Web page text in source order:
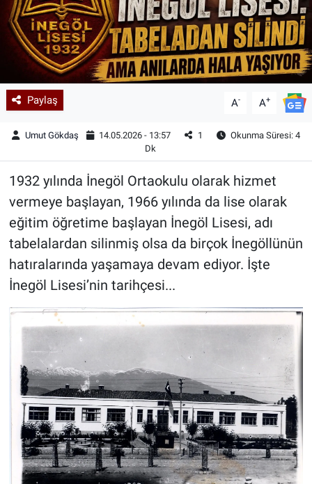
Paylaş A- A+
Umut Gökdaş 14.05.2026 - 13:57 1
Okunma Süresi: 4
Dk
1932 yılında İnegöl Ortaokulu olarak hizmet
vermeye başlayan, 1966 yılında da lise olarak
eğitim öğretime başlayan İnegöl Lisesi, adı
tabelalardan silinmiş olsa da birçok İnegöllünün
hatıralarında yaşamaya devam ediyor. İşte
İnegöl Lisesi’nin tarihçesi...
Teknoloji
Yazarlar
Astroloji-Rüya